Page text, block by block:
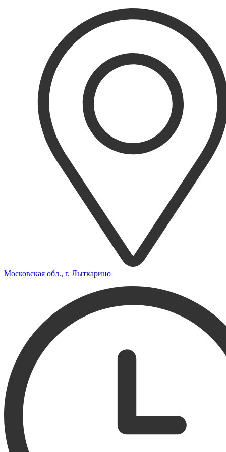
Московская обл., г. Лыткарино